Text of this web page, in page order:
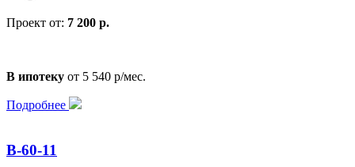
Проект от: 7 200 р.
В ипотеку от 5 540 р/мес.
Подробнее
B-60-11